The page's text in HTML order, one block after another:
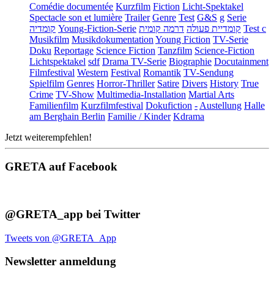
Comédie documentée Kurzfilm Fiction Licht-Spektakel
Spectacle son et lumière Trailer Genre Test G&S g Serie
קומדיה Young-Fiction-Serie קומדיית פעולה דרמה קומית
Test c
Musikfilm Musikdokumentation Young Fiction TV-Serie
Doku Reportage Science Fiction Tanzfilm Science-Fiction
Lichtspektakel sdf Drama TV-Serie Biographie Docutainment
Filmfestival Western Festival Romantik TV-Sendung
Spielfilm Genres Horror-Thriller Satire Divers History True
Crime TV-Show Multimedia-Installation Martial Arts
Familienfilm Kurzfilmfestival Dokufiction - Austellung Halle
am Berghain Berlin Familie / Kinder Kdrama
Jetzt weiterempfehlen!
GRETA auf Facebook
@GRETA_app bei Twitter
Tweets von @GRETA_App
Newsletter anmeldung